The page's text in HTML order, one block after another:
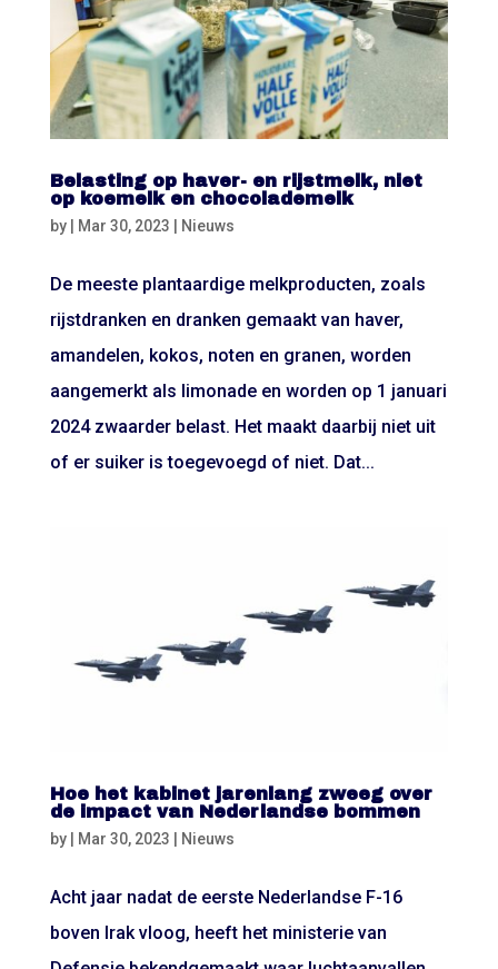
Belasting op haver- en rijstmelk, niet
op koemelk en chocolademelk
by Mar 30, 2023 Nieuws
De meeste plantaardige melkproducten, zoals
rijstdranken en dranken gemaakt van haver,
amandelen, kokos, noten en granen, worden
aangemerkt als limonade en worden op 1 januari
2024 zwaarder belast. Het maakt daarbij niet uit
of er suiker is toegevoegd of niet. Dat...
Hoe het kabinet jarenlang zweeg over
de impact van Nederlandse bommen
by Mar 30, 2023 Nieuws
Acht jaar nadat de eerste Nederlandse F-16
boven Irak vloog, heeft het ministerie van